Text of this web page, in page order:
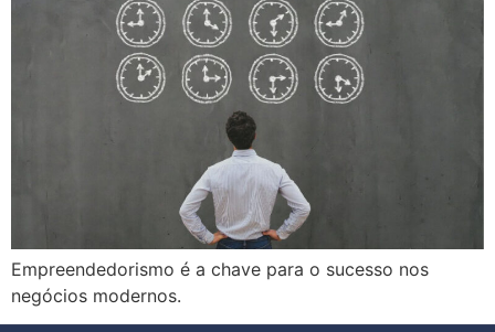
Empreendedorismo é a chave para o sucesso nos
negócios modernos.